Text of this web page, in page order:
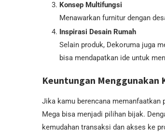
Konsep Multifungsi
Menawarkan furnitur dengan
Inspirasi Desain Rumah
Selain produk, Dekoruma juga
bisa mendapatkan ide untuk
Keuntungan Menggunakan
Jika kamu berencana memanfaatkan
Mega bisa menjadi pilihan bijak.
kemudahan transaksi dan akses ke